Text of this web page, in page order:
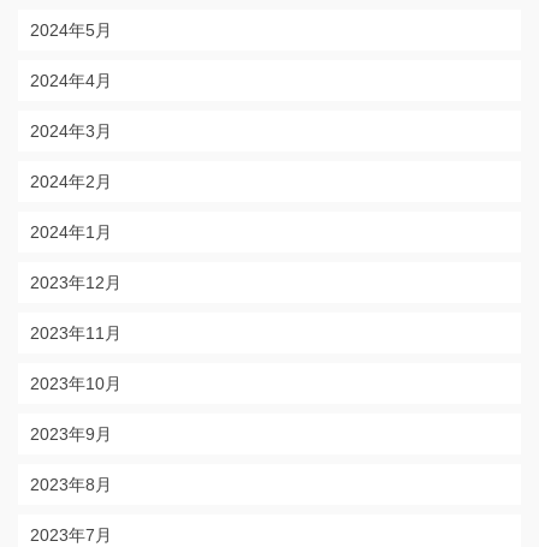
2024年5月
2024年4月
2024年3月
2024年2月
2024年1月
2023年12月
2023年11月
2023年10月
2023年9月
2023年8月
2023年7月